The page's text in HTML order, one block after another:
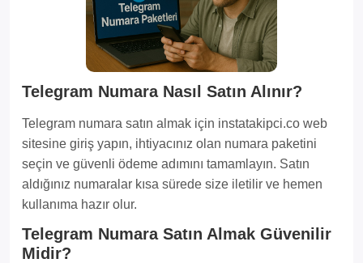
Telegram Numara Nasıl Satın Alınır?
Telegram numara satın almak için instatakipci.co web
sitesine giriş yapın, ihtiyacınız olan numara paketini
seçin ve güvenli ödeme adımını tamamlayın. Satın
aldığınız numaralar kısa sürede size iletilir ve hemen
kullanıma hazır olur.
Telegram Numara Satın Almak Güvenilir
Midir?